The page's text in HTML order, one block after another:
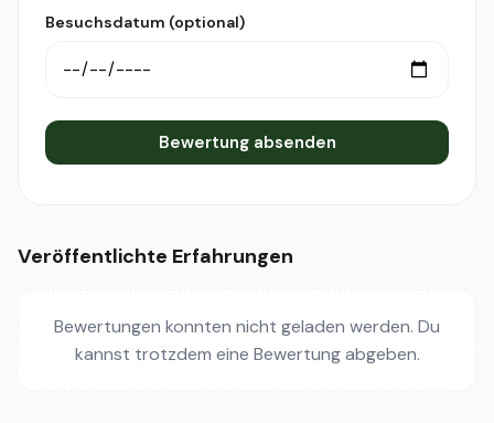
Besuchsdatum (optional)
Bewertung absenden
Veröffentlichte Erfahrungen
Bewertungen konnten nicht geladen werden. Du
kannst trotzdem eine Bewertung abgeben.